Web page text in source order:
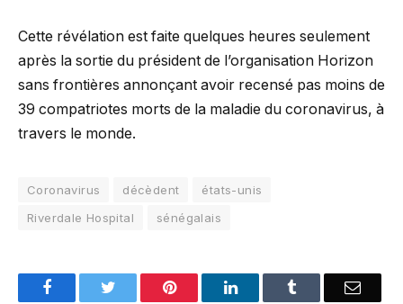
Cette révélation est faite quelques heures seulement
après la sortie du président de l’organisation Horizon
sans frontières annonçant avoir recensé pas moins de
39 compatriotes morts de la maladie du coronavirus, à
travers le monde.
Coronavirus décèdent
états-unis
Riverdale Hospital
sénégalais
FacebookTwitter Pinterest LinkedInTumblr Email